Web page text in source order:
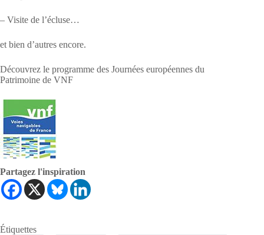
– Visite de l’écluse…
et bien d’autres encore.
Découvrez le programme des Journées européennes du
Patrimoine de VNF
Partagez l'inspiration
Étiquettes